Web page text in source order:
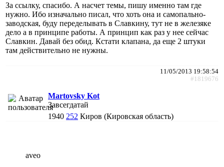
За ссылку, спасибо. А насчет темы, пишу именно там где
нужно. Ибо изначально писал, что хоть она и самопально-
заводская, буду переделывать в Славкину, тут не в железяке
дело а в принципе работы. А принцип как раз у нее сейчас
Славкин. Давай без обид. Кстати клапана, да еще 2 штуки
там действительно не нужны.
11/05/2013 19:58:54
#1819676
Martovsky Kot
Завсегдатай
1940 252 Киров (Кировская область)
aveo